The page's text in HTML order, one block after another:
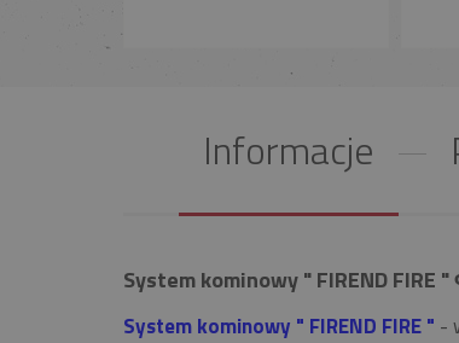
Informacje
System kominowy " FIREND FIRE
System kominowy " FIREND FIRE " -